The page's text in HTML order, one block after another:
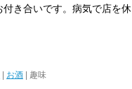
付き合いです。病気で店を休
お酒 | 趣味